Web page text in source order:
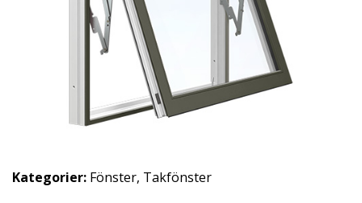
Kategorier: Fönster, Takfönster